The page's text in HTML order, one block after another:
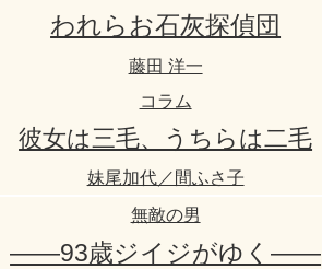
われらお石灰探偵団
藤田 洋一
コラム
彼女は三毛、うちらは二毛
妹尾加代／間ふさ子
無敵の男
――93歳ジイジがゆく――